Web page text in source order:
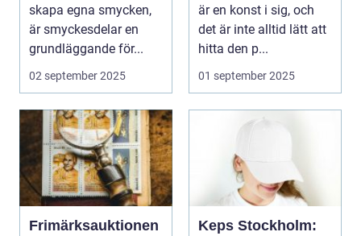
skapa egna smycken,
är smyckesdelar en
grundläggande för...
02 september 2025
är en konst i sig, och
det är inte alltid lätt att
hitta den p...
01 september 2025
Frimärksauktionen
Keps Stockholm: